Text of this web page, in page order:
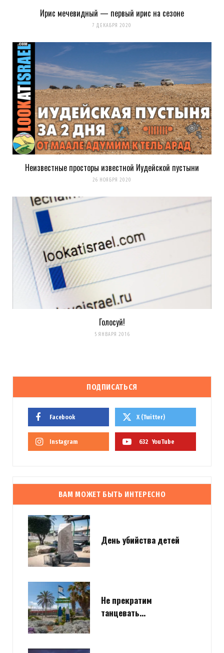
Ирис мечевидный — первый ирис на сезоне
7 ДЕКАБРЯ 2020
Неизвестные просторы известной Иудейской пустыни
26 НОЯБРЯ 2020
Голосуй!
5 ЯНВАРЯ 2016
ПОДПИСАТЬСЯ
Facebook X (Twitter)
Instagram 632 YouTube
ВАМ МОЖЕТ БЫТЬ ИНТЕРЕСНО
День убийства детей
Не прекратим
танцевать…